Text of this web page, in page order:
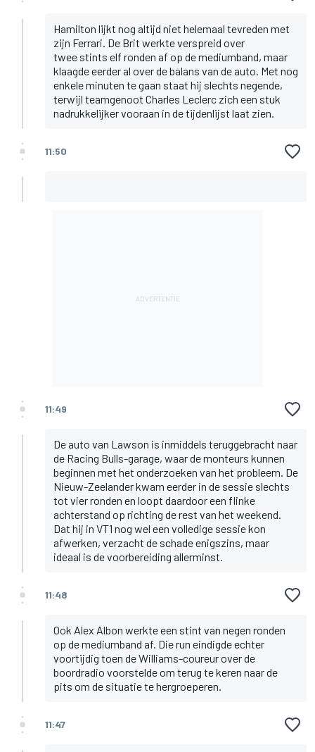
Hamilton lijkt nog altijd niet helemaal tevreden met
zijn Ferrari. De Brit werkte verspreid over
twee stints elf ronden af op de mediumband, maar
klaagde eerder al over de balans van de auto. Met nog
enkele minuten te gaan staat hij slechts negende,
terwijl teamgenoot Charles Leclerc zich een stuk
nadrukkelijker vooraan in de tijdenlijst laat zien.
11:50
11:49
De auto van Lawson is inmiddels teruggebracht naar
de Racing Bulls-garage, waar de monteurs kunnen
beginnen met het onderzoeken van het probleem. De
Nieuw-Zeelander kwam eerder in de sessie slechts
tot vier ronden en loopt daardoor een flinke
achterstand op richting de rest van het weekend.
Dat hij in VT1 nog wel een volledige sessie kon
afwerken, verzacht de schade enigszins, maar
ideaal is de voorbereiding allerminst.
11:48
Ook Alex Albon werkte een stint van negen ronden
op de mediumband af. Die run eindigde echter
voortijdig toen de Williams-coureur over de
boordradio voorstelde om terug te keren naar de
pits om de situatie te hergroeperen.
11:47